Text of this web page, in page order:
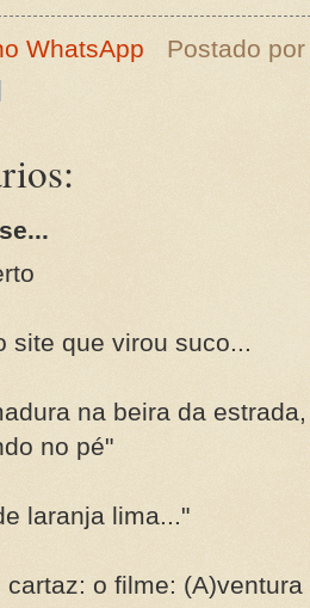
WhatsApp Postado
site que virou suco...
na beira da
no pé"
laranja lima..."
cartaz: o filme: